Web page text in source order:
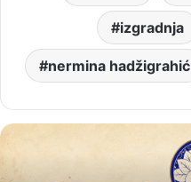
izgradnja
nermina hadžigrahić